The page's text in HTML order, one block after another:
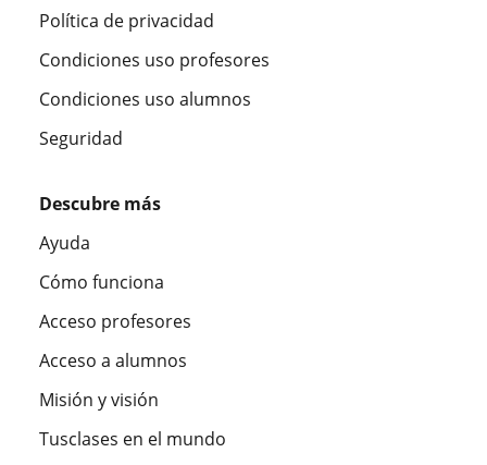
Política de privacidad
Condiciones uso profesores
Condiciones uso alumnos
Seguridad
Descubre más
Ayuda
Cómo funciona
Acceso profesores
Acceso a alumnos
Misión y visión
Tusclases en el mundo